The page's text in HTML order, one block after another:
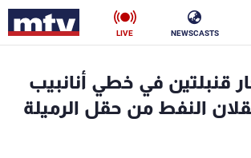
NEWSCASTS
LIVE
قنبلتين في خطي أنانبيب
النفط من حقل الرميلة